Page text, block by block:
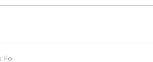
Po